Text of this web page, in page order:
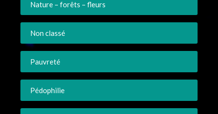
Nature – forêts – fleurs
Non classé
Pauvreté
Pédophilie